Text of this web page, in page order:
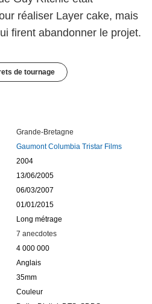
réaliser Layer cake, mais
firent abandonner le projet.
de tournage
Grande-Bretagne
Gaumont Columbia Tristar Films
2004
13/06/2005
06/03/2007
01/01/2015
Long métrage
7 anecdotes
4 000 000
Anglais
35mm
Couleur